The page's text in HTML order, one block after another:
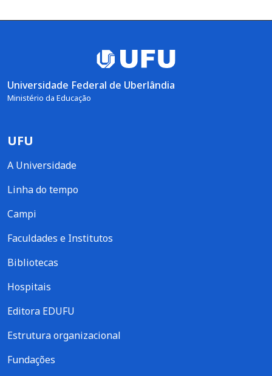
Universidade Federal de Uberlândia
Ministério da Educação
UFU
A Universidade
Linha do tempo
Campi
Faculdades e Institutos
Bibliotecas
Hospitais
Editora EDUFU
Estrutura organizacional
Fundações